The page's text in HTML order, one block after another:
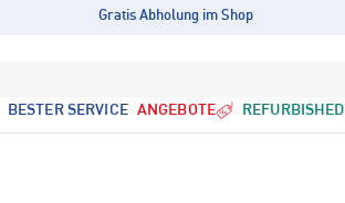
Gratis Abholung im Shop
BESTER SERVICE ANGEBOTE REFURBISHED